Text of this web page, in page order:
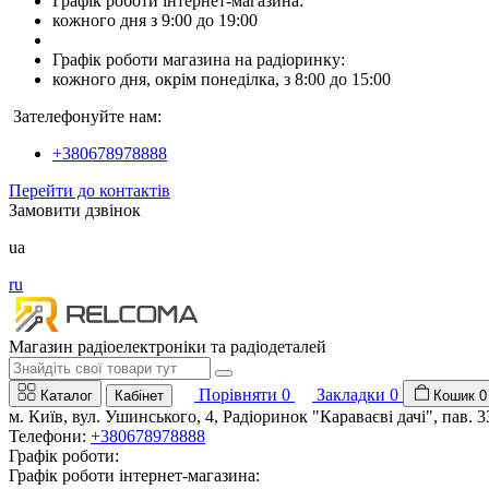
кожного дня з 9:00 до 19:00
Графік роботи магазина на радіоринку:
кожного дня, окрім понеділка, з 8:00 до 15:00
Зателефонуйте нам:
+380678978888
Перейти до контактів
Замовити дзвінок
ua
ru
Магазин радіоелектроніки та радіодеталей
Каталог Кабінет Порівняти 0 Закладки 0 Кошик 0
м. Київ, вул. Ушинського, 4, Радіоринок "Караваєві дачі", пав.
Телефони: +380678978888
Графік роботи:
Графік роботи інтернет-магазина: